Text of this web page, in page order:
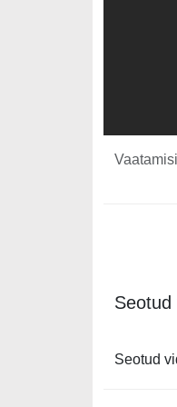
Seotud
Seotud